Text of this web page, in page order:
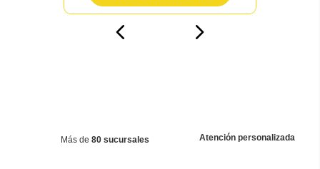
Más de 80 sucursales Atención personalizada